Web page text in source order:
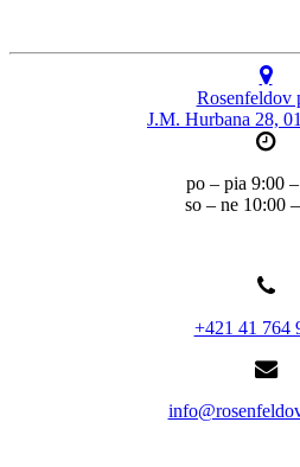
Rosenfeldov
J.M. Hurbana 28,
po – pia 9:00
so – ne 10:00
+421 41 764